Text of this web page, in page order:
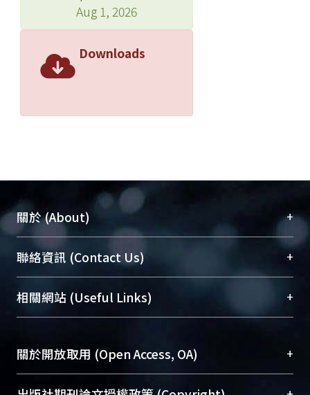
Aug 1, 2026
Downloads
關於 (About) +
臺大位居世界頂尖大學之列，為永久珍藏及向國際
展現本校豐碩的研究成果及學術能量，圖書館整合
機構典藏（NTUR）與學術庫（AH）不同功能平
台，成為臺大學術典藏NTU scholars。期能整合研
成果。
To permanently archive and promote researcher
聯絡資訊 (Contact Us) +
總館學科館員(Main Library)
醫學圖書館學科館員(Medical Library)
Sciences Library)
相關網站 (Useful Links) +
關於開放取用 (Open Access, OA) +